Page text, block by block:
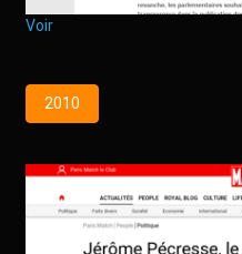
Voir
2010